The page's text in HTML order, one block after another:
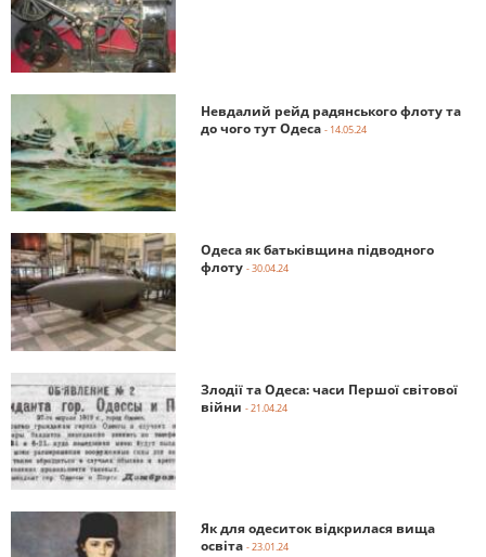
Невдалий рейд радянського флоту та
до чого тут Одеса - 14.05.24
Одеса як батьківщина підводного
флоту - 30.04.24
Злодії та Одеса: часи Першої світової
війни - 21.04.24
Як для одеситок відкрилася вища
освіта - 23.01.24